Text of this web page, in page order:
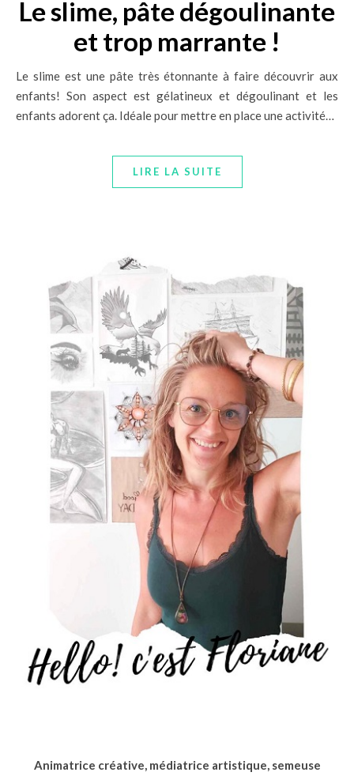
Le slime, pâte dégoulinante
et trop marrante !
Le slime est une pâte très étonnante à faire découvrir aux
enfants! Son aspect est gélatineux et dégoulinant et les
enfants adorent ça. Idéale pour mettre en place une activité…
LIRE LA SUITE
Animatrice créative, médiatrice artistique, semeuse